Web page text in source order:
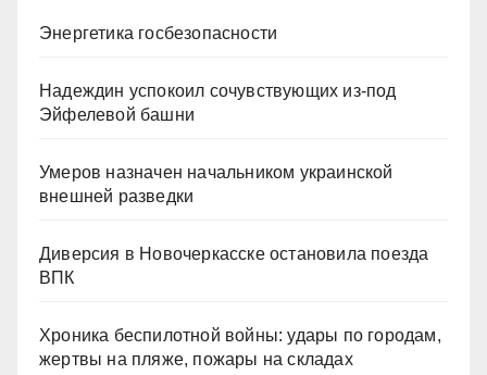
Энергетика госбезопасности
Надеждин успокоил сочувствующих из-под
Эйфелевой башни
Умеров назначен начальником украинской
внешней разведки
Диверсия в Новочеркасске остановила поезда
ВПК
Хроника беспилотной войны: удары по городам,
жертвы на пляже, пожары на складах